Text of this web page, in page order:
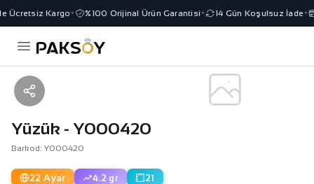
Ücretsiz Kargo✦ %100 Orijinal Ürün Garantisi✦ 14 Gün Koşulsuz İade✦
Yüzük - Y000420
Barkod: Y000420
22 Ayar 4.2 gr 21